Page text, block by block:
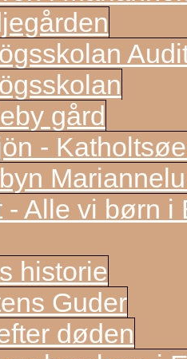
gård
-
- Alle vi børn i
historie
Guder
døden